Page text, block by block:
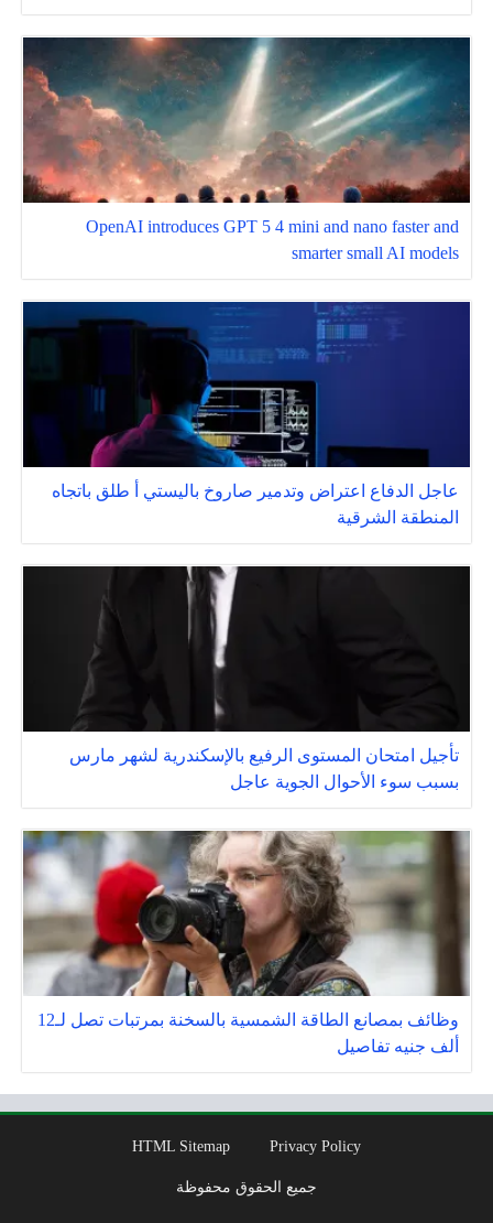
OpenAI introduces GPT 5 4 mini and nano faster and
smarter small AI models
عاجل الدفاع اعتراض وتدمير صاروخ باليستي أ طلق باتجاه
المنطقة الشرقية
تأجيل امتحان المستوى الرفيع بالإسكندرية لشهر مارس
بسبب سوء الأحوال الجوية عاجل
وظائف بمصانع الطاقة الشمسية بالسخنة بمرتبات تصل لـ12
ألف جنيه تفاصيل
Privacy Policy
HTML Sitemap
جميع الحقوق محفوظة